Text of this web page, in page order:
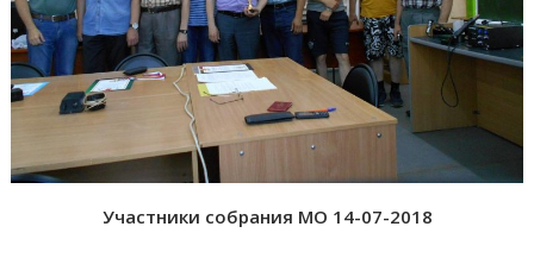
Участники собрания МО 14-07-2018